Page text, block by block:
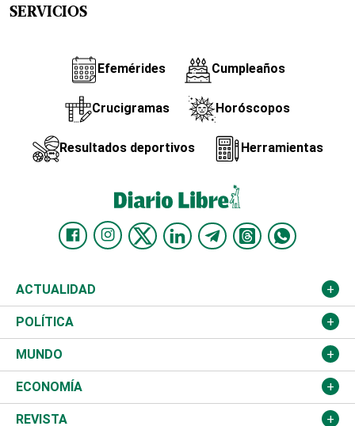
SERVICIOS
Efemérides Cumpleaños
Crucigramas Horóscopos
Resultados deportivos Herramientas
ACTUALIDAD
Nacional
Ciudad
Educación
Salud
POLÍTICA
Partidos
JCE
TSE
MUNDO
Estados Unidos
América Latina
ECONOMÍA
Finanzas
REVISTA